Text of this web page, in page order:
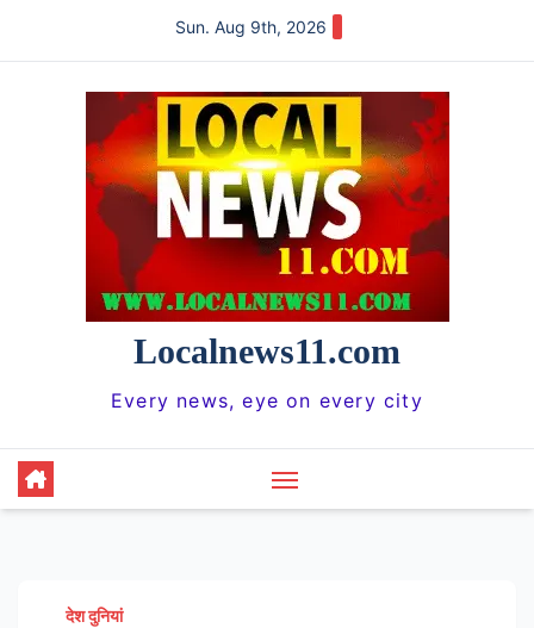
Sun. Aug 9th, 2026
Localnews11.com
Every news, eye on every city
देश दुनियां